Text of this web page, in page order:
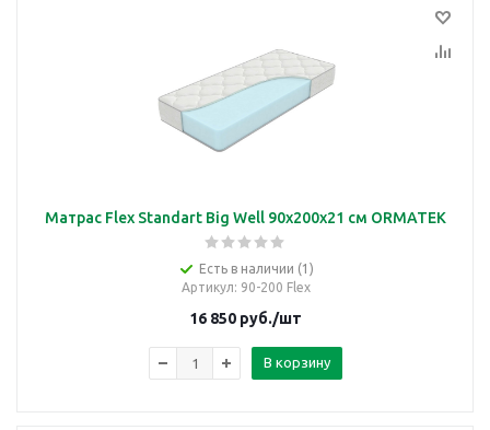
Матрас Flex Standart Big Well 90х200х21 см ORMATEK
Есть в наличии (1)
Артикул: 90-200 Flex
16 850 руб./шт
В корзину